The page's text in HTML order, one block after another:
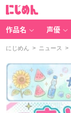
作品名 声優
にじめん > ニュース >